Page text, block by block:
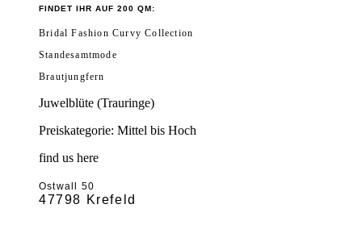
FINDET IHR AUF 200 QM:
Bridal Fashion Curvy Collection
Standesamtmode
Brautjungfern
Juwelblüte (Trauringe)
Preiskategorie: Mittel bis Hoch
find us here
Ostwall 50
47798 Krefeld